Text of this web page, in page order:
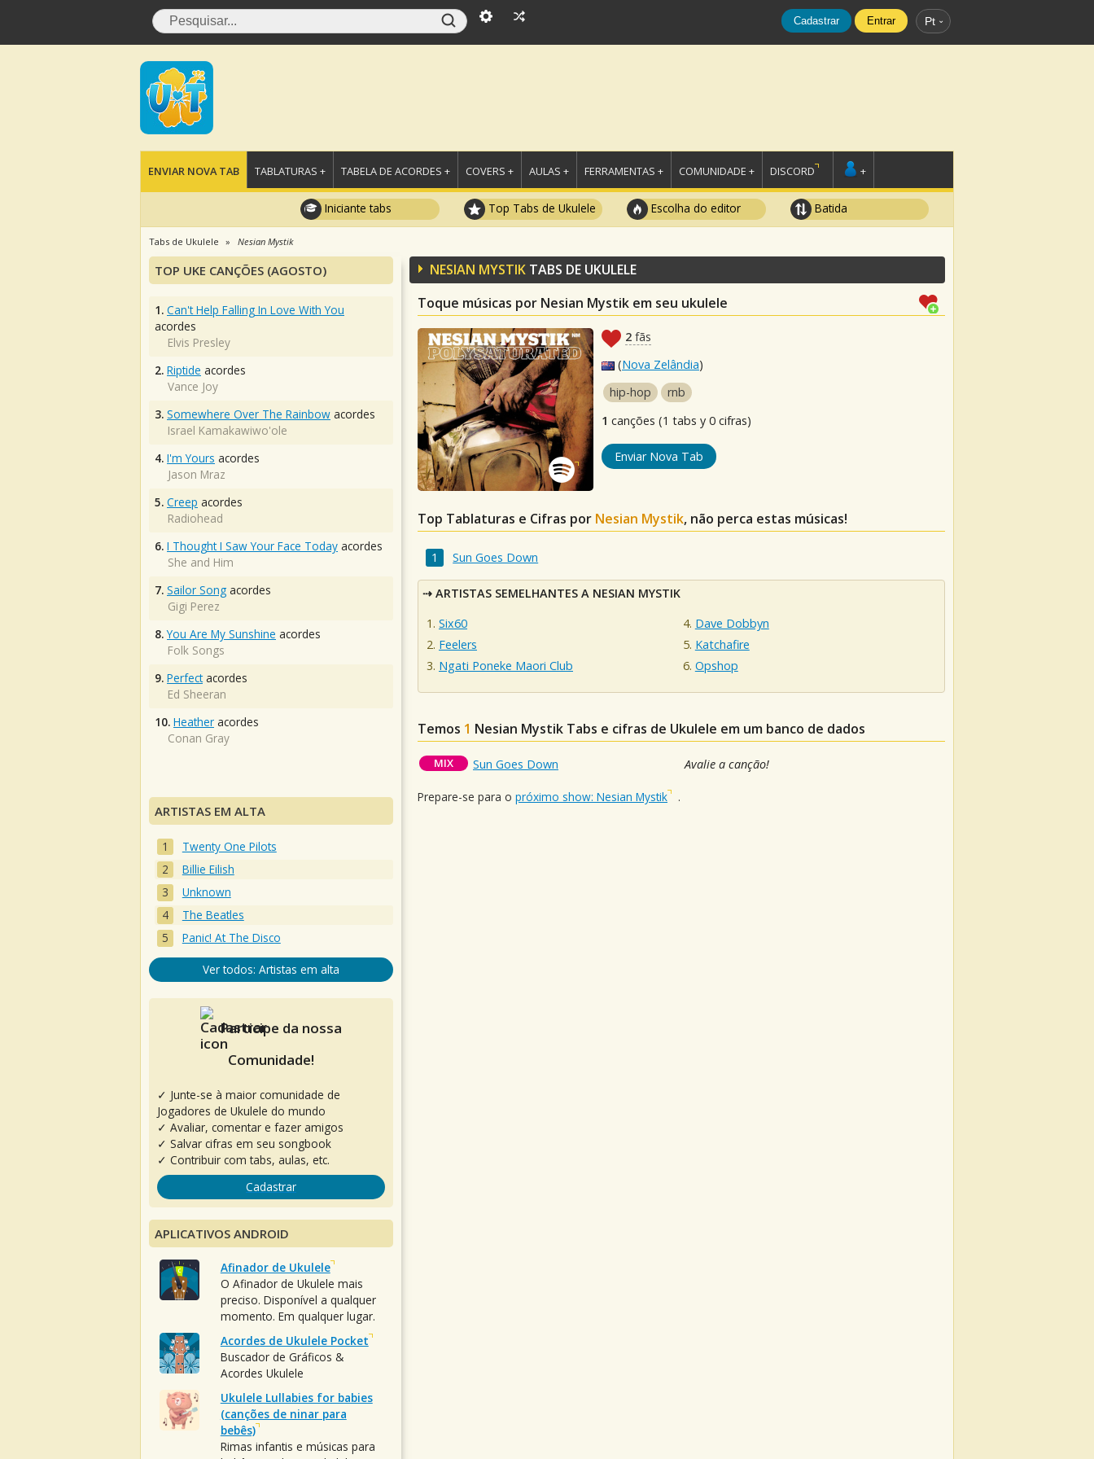
Cadastrar Entrar Pt
ENVIAR NOVA TAB TABLATURAS + TABELA DE ACORDES + COVERS + AULAS + FERRAMENTAS + COMUNIDADE + DISCORD +
Iniciante tabs Top Tabs de Ukulele Escolha do editor Batida
Tabs de Ukulele Nesian Mystik
NESIAN MYSTIK TABS DE UKULELE
Toque músicas por Nesian Mystik em seu ukulele
2 fãs
(Nova Zelândia)
hip-hop
rnb
1 canções (1 tabs y 0 cifras)
Enviar Nova Tab
Top Tablaturas e Cifras por Nesian Mystik, não perca estas músicas!
Sun Goes Down
ARTISTAS SEMELHANTES A NESIAN MYSTIK
Six60
Feelers
Ngati Poneke Maori Club
Dave Dobbyn
Katchafire
Opshop
Temos 1 Nesian Mystik Tabs e cifras de Ukulele em um banco de dados
MIX Sun Goes Down Avalie a canção!
Prepare-se para o próximo show: Nesian Mystik .
TOP UKE CANÇÕES (AGOSTO)
1. Can't Help Falling In Love With You
acordes
Elvis Presley
2. Riptide acordes
Vance Joy
3. Somewhere Over The Rainbow acordes
Israel Kamakawiwo'ole
4. I'm Yours acordes
Jason Mraz
5. Creep acordes
Radiohead
6. I Thought I Saw Your Face Today acordes
She and Him
7. Sailor Song acordes
Gigi Perez
8. You Are My Sunshine acordes
Folk Songs
9. Perfectacordes
Ed Sheeran
10. Heather acordes
Conan Gray
ARTISTAS EM ALTA
Twenty One Pilots
Billie Eilish
Unknown
The Beatles
Panic! At The Disco
Ver todos: Artistas em alta
Participe da nossa
Comunidade!
✓ Junte-se à maior comunidade de
Jogadores de Ukulele do mundo
✓ Avaliar, comentar e fazer amigos
✓ Salvar cifras em seu songbook
✓ Contribuir com tabs, aulas, etc.
Cadastrar
APLICATIVOS ANDROID
Afinador de Ukulele
O Afinador de Ukulele mais
preciso. Disponível a qualquer
momento. Em qualquer lugar.
Acordes de Ukulele Pocket
Buscador de Gráficos &
Acordes Ukulele
Ukulele Lullabies for babies
(canções de ninar para
bebês)
Rimas infantis e músicas para